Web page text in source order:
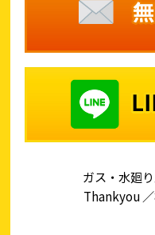
ガス・水廻
Thankyou